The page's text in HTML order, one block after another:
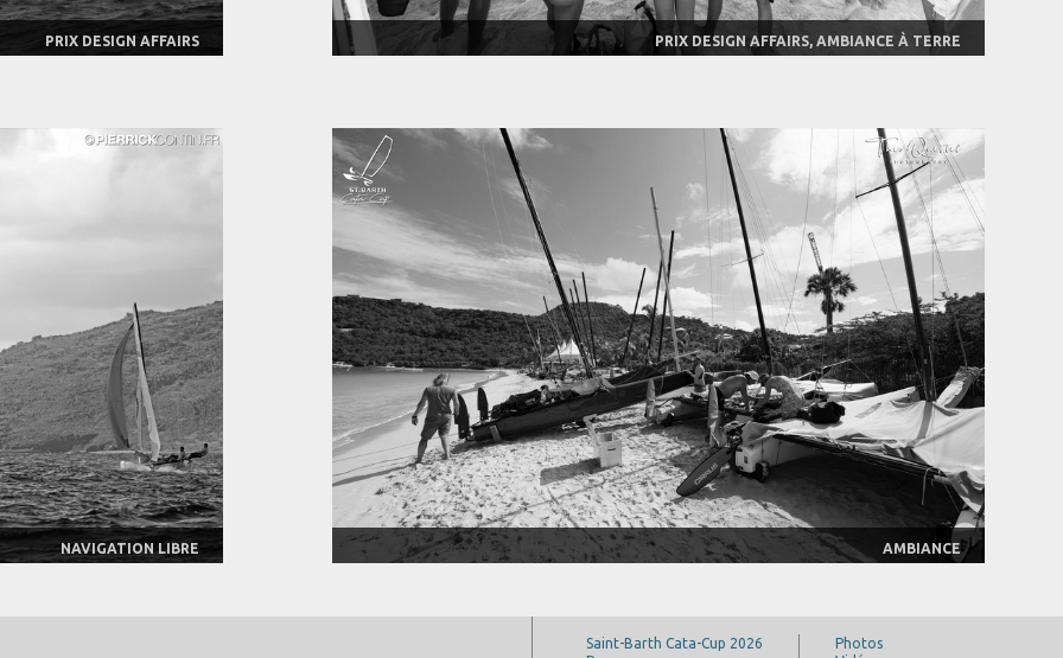
PRIX DESIGN AFFAIRS PRIX DESIGN AFFAIRS, AMBIANCE À TERRE
NAVIGATION LIBRE AMBIANCE
Saint-Barth Cata-Cup 2026
Photos